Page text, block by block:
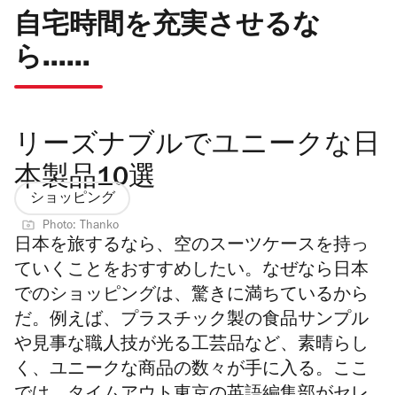
自宅時間を充実させるな
ら......
リーズナブルでユニークな日
本製品10選
ショッピング
Photo: Thanko
日本を旅するなら、空のスーツケースを持っ
ていくことをおすすめしたい。なぜなら日本
でのショッピングは、驚きに満ちているから
だ。例えば、プラスチック製の食品サンプル
や見事な職人技が光る工芸品など、素晴らし
く、ユニークな商品の数々が手に入る。ここ